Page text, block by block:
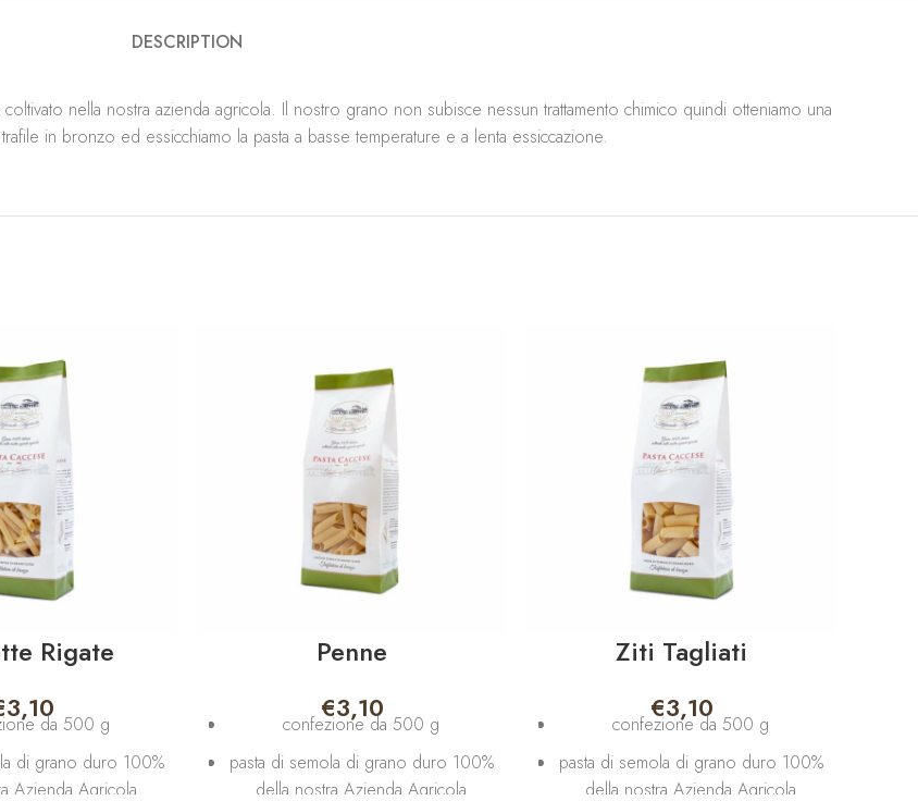
DESCRIPTION
nella nostra azienda agricola. Il nostro grano non subisce nessun trattamento chimico quindi otteniamo una
in bronzo ed essicchiamo la pasta a basse temperature e a lenta essiccazione.
Rigate
3,10da 500 g
di grano duro 100%
Azienda Agricola
Penne
€3,10
confezione da 500 g
pasta di semola di grano duro 100%
della nostra Azienda Agricola
Ziti Tagliati
€3,10
confezione da 500 g
pasta di semola di grano duro 100%
della nostra Azienda Agricola